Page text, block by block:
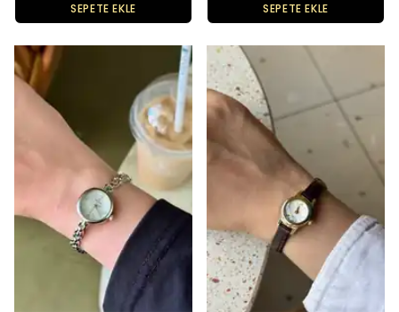
SEPETE EKLE SEPETE EKLE